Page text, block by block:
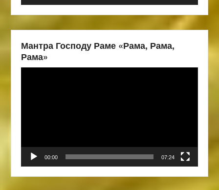
Мантра Господу Раме «Рама, Рама,
Рама»
00:00 07:24